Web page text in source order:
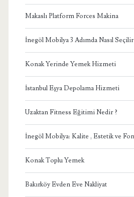
Makaslı Platform Forces Makina
İnegöl Mobilya 3 Adımda Nasıl
Konak Yerinde Yemek Hizmeti
İstanbul Eşya Depolama Hizmeti
Uzaktan Fitness Eğitimi Nedir ?
İnegöl Mobilya: Kalite , Estetik ve
Konak Toplu Yemek
Bakırköy Evden Eve Nakliyat